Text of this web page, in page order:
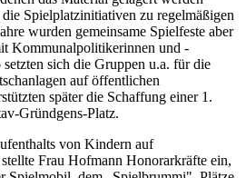
Spielplatzinitiativen zu regelmäßigen
wurden gemeinsame Spielfeste aber
Kommunalpolitikerinnen und -
sich die Gruppen u.a. für die
auf öffentlichen
später die Schaffung einer 1.
Gründgens-Platz.
von Kindern auf
Frau Hofmann Honorarkräfte ein,